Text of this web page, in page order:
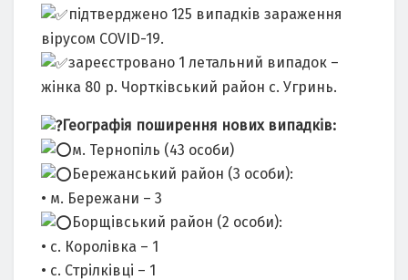
підтверджено 125 випадків зараження
вірусом COVID-19.
зареєстровано 1 летальний випадок –
жінка 80 р. Чортківський район с. Угринь.
Географія поширення нових випадків:
м. Тернопіль (43 особи)
Бережанський район (3 особи):
• м. Бережани – 3
Борщівський район (2 особи):
• с. Королівка – 1
• с. Стрілківці – 1